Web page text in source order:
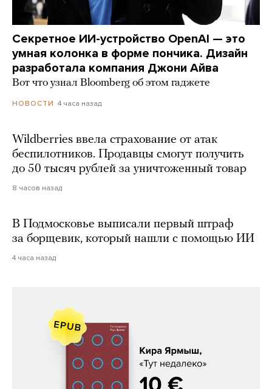
Секретное ИИ-устройство OpenAI — это
умная колонка в форме пончика. Дизайн
разработала компания Джони Айва
Вот что узнал Bloomberg об этом гаджете
НОВОСТИ 4 часа назад
Wildberries ввела страхование от атак
беспилотников. Продавцы смогут получить
до 50 тысяч рублей за уничтоженный товар
8 часов назад
В Подмосковье выписали первый штраф
за борщевик, который нашли с помощью ИИ
4 часа назад